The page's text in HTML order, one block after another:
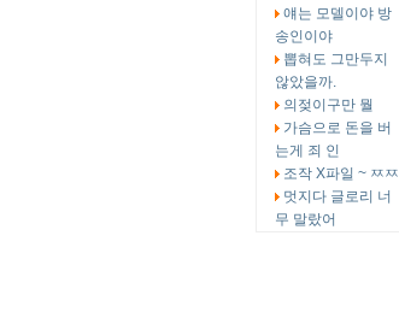
얘는 모델이야 방
송인이야
뽑혀도 그만두지
않았을까.
의젖이구만 뭘
가슴으로 돈을 버
는게 죄 인
조작 X파일 ~ ㅉㅉ
멋지다 글로리 너
무 말랐어